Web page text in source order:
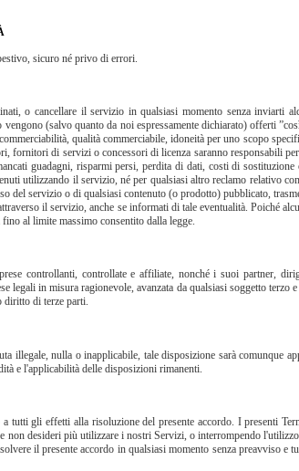
sicuro né privo di errori.
o cancellare il servizio in qualsiasi momento senza inviarti
(salvo quanto da noi espressamente dichiarato) offerti
qualità commerciabile, idoneità per uno scopo
di servizi o concessori di licenza saranno responsabili
guadagni, risparmi persi, perdita di dati, costi di
utilizzando il servizio, né per qualsiasi altro reclamo relativo
del servizio o di qualsiasi contenuto (o prodotto) pubblicato,
il servizio, anche se informati di tale eventualità. Poiché
al limite massimo consentito dalla legge.
controllanti, controllate e affiliate, nonché i suoi partner,
legali in misura ragionevole, avanzata da qualsiasi soggetto
diritto di terze parti.
nulla o inapplicabile, tale disposizione sarà comunque
e l'applicabilità delle disposizioni rimanenti.
gli effetti alla risoluzione del presente accordo. I presenti
desideri più utilizzare i nostri Servizi, o interrompendo
il presente accordo in qualsiasi momento senza preavviso e